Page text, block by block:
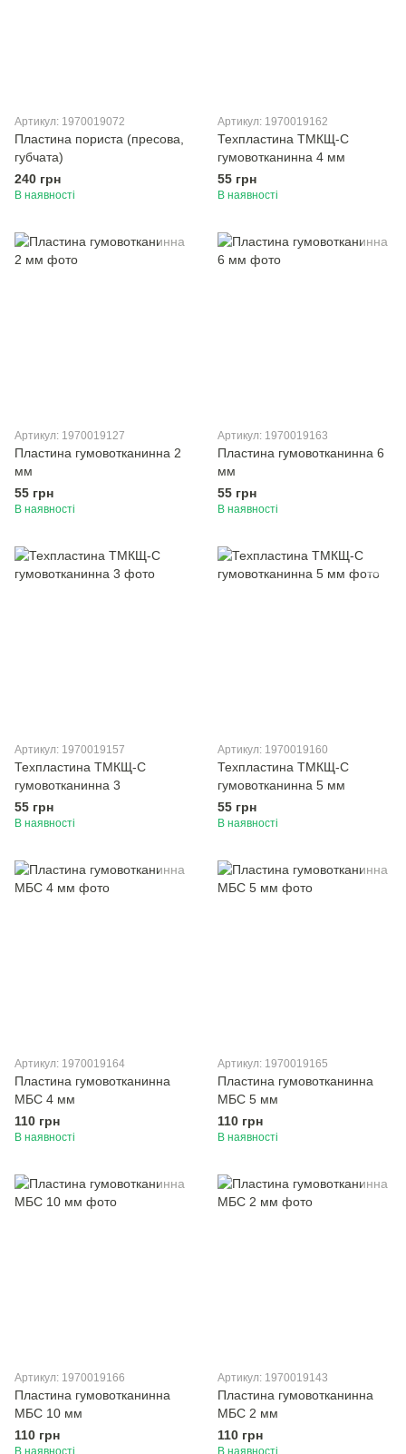
Артикул: 1970019072
Пластина пориста (пресова,
губчата)
240 грн
В наявності
Артикул: 1970019162
Техпластина ТМКЩ-С
гумовотканинна 4 мм
55 грн
В наявності
Артикул: 1970019127
Пластина гумовотканинна 2
мм
55 грн
В наявності
Артикул: 1970019163
Пластина гумовотканинна 6
мм
55 грн
В наявності
Артикул: 1970019157
Техпластина ТМКЩ-С
гумовотканинна 3
55 грн
В наявності
Артикул: 1970019160
Техпластина ТМКЩ-С
гумовотканинна 5 мм
55 грн
В наявності
Артикул: 1970019164
Пластина гумовотканинна
МБС 4 мм
110 грн
В наявності
Артикул: 1970019165
Пластина гумовотканинна
МБС 5 мм
110 грн
В наявності
Артикул: 1970019166
Пластина гумовотканинна
МБС 10 мм
110 грн
В наявності
Артикул: 1970019143
Пластина гумовотканинна
МБС 2 мм
110 грн
В наявності